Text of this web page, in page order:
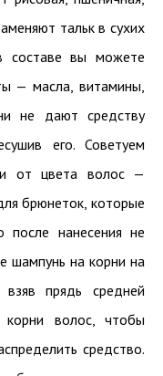
тальк в сухих
составе вы можете
— масла, витамины,
не дают средству
его. Советуем
от цвета волос —
брюнеток, которые
после нанесения не
шампунь на корни на
прядь средней
корни волос, чтобы
средство.